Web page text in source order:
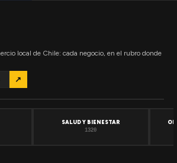
local de Chile: cada negocio, en el rubro donde
↗
SALUD Y BIENESTAR
1320